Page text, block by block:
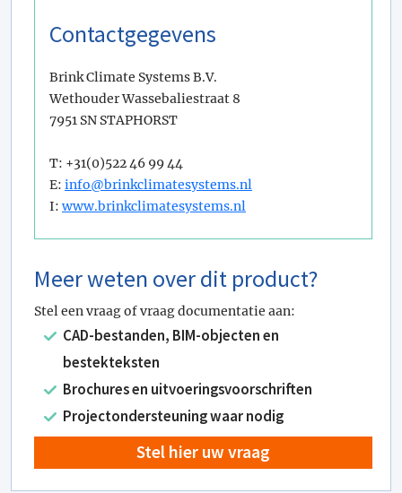
Contactgegevens
Brink Climate Systems B.V.
Wethouder Wassebaliestraat 8
7951 SN STAPHORST
T: +31(0)522 46 99 44
E: info@brinkclimatesystems.nl
I: www.brinkclimatesystems.nl
Meer weten over dit product?
Stel een vraag of vraag documentatie aan:
CAD-bestanden, BIM-objecten en
bestekteksten
Brochures en uitvoeringsvoorschriften
Projectondersteuning waar nodig
Stel hier uw vraag